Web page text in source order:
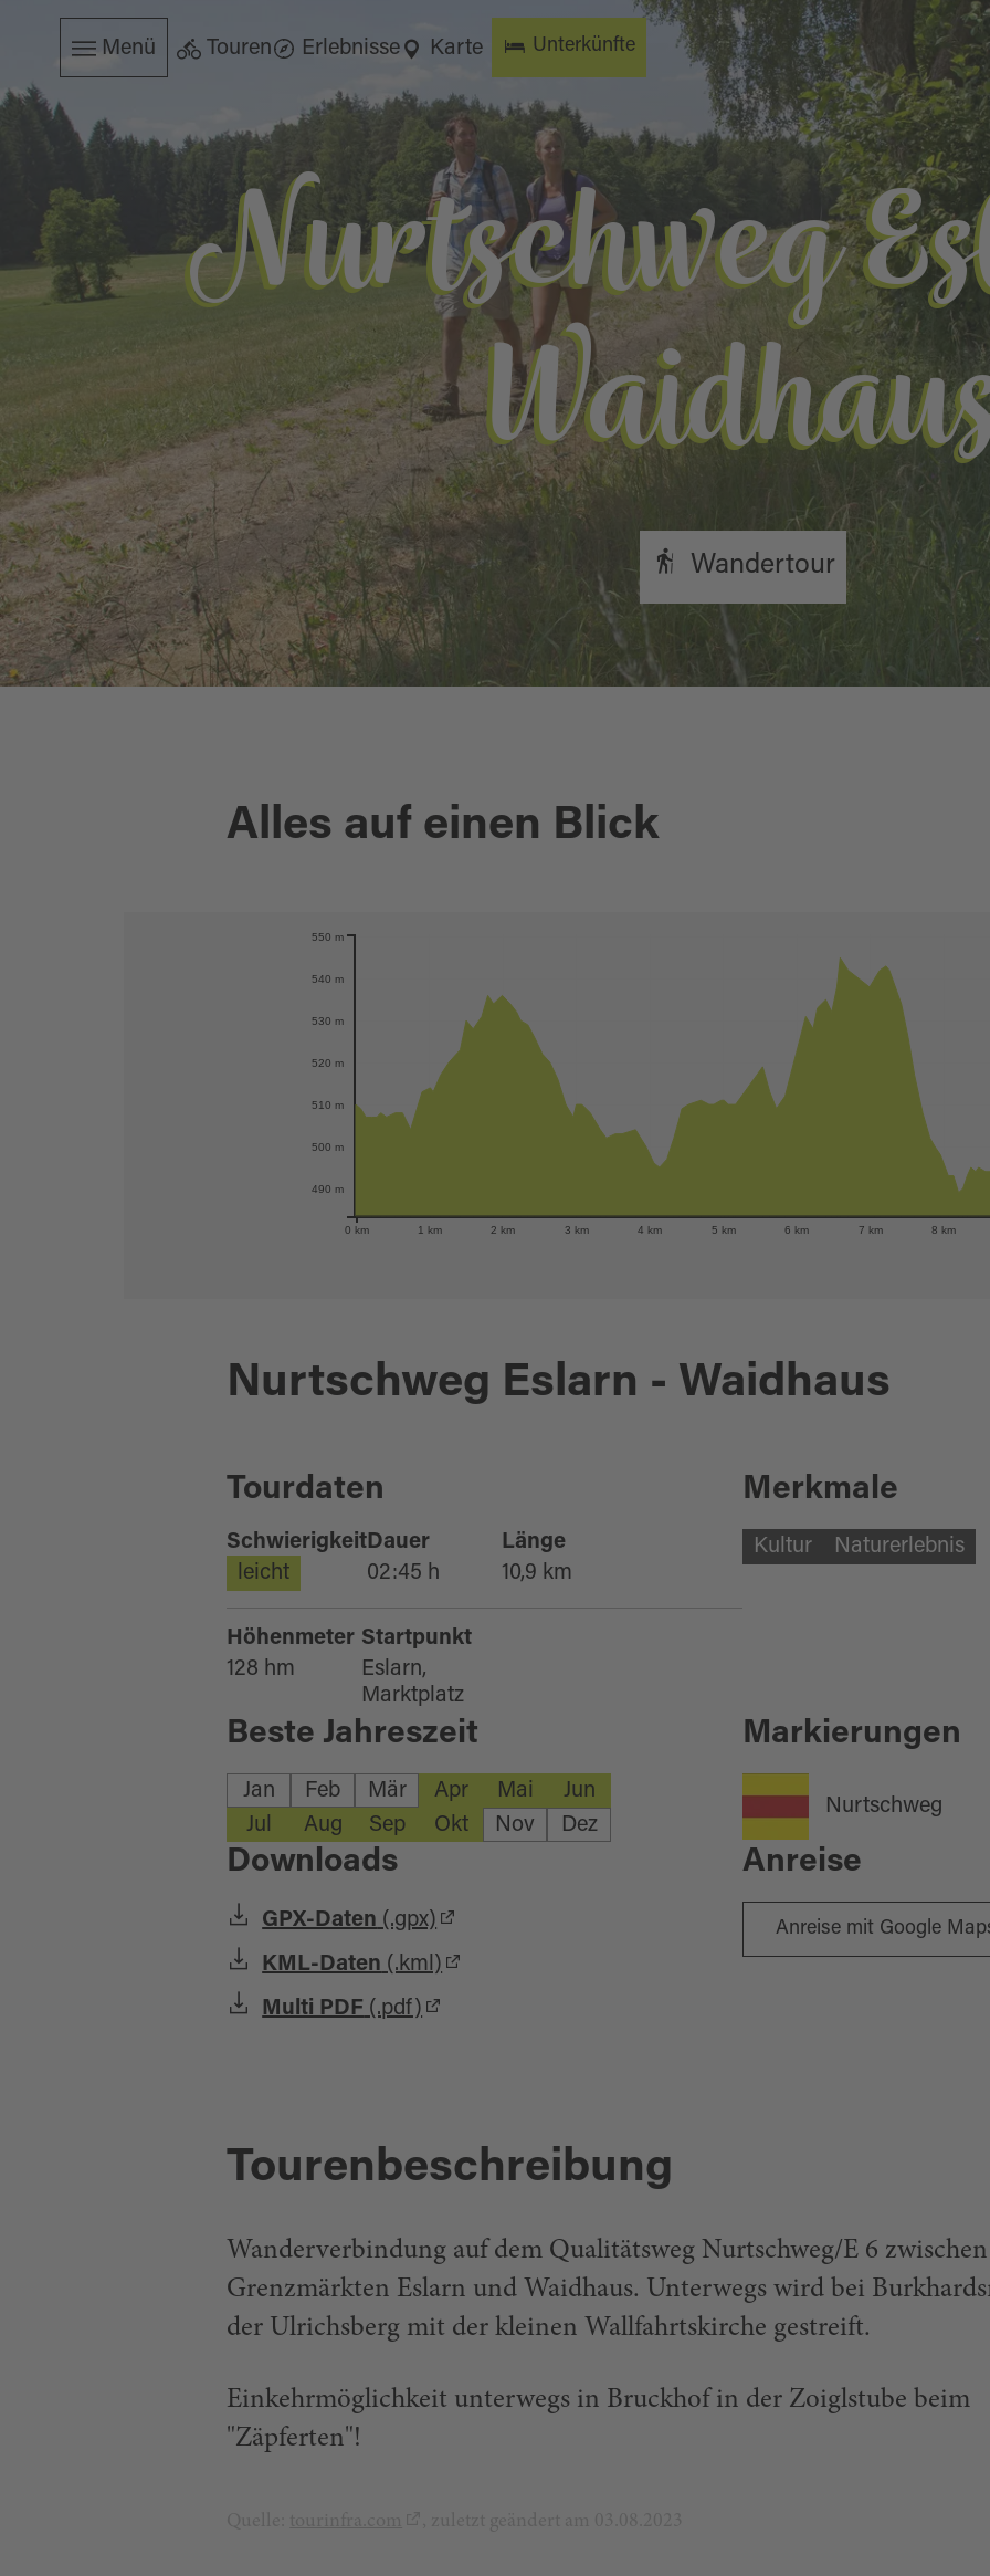
Menü Touren Erlebnisse Karte Unterkünfte
Nurtschweg
Wandertour
Alles auf einen Blick
0 km 1 km 2 km 3 km 4 km 5 km 6 km 7 km 8 km
490 m
500 m
510 m
520 m
530 m
540 m
550 m
Nurtschweg Eslarn - Waidhaus
Tourdaten
Schwierigkeit
leicht
Dauer
02:45 h
Länge
10,9 km
Höhenmeter
128 hm
Startpunkt
Eslarn,
Marktplatz
Merkmale
Kultur Naturerlebnis
Beste Jahreszeit
Jan Feb Mär Apr Mai
Jun
Jul
Aug Sep Okt Nov Dez
Markierungen
Nurtschweg
Downloads
GPX-Daten (.gpx)
KML-Daten (.kml)
Multi PDF (.pdf)
Anreise
Anreise mit Google
Tourenbeschreibung
Wanderverbindung auf dem Qualitätsweg Nurtschweg/E 6
Grenzmärkten Eslarn und Waidhaus. Unterwegs wird bei
der Ulrichsberg mit der kleinen Wallfahrtskirche gestreift.
Einkehrmöglichkeit unterwegs in Bruckhof in der Zoiglstube beim
"Zäpferten"!